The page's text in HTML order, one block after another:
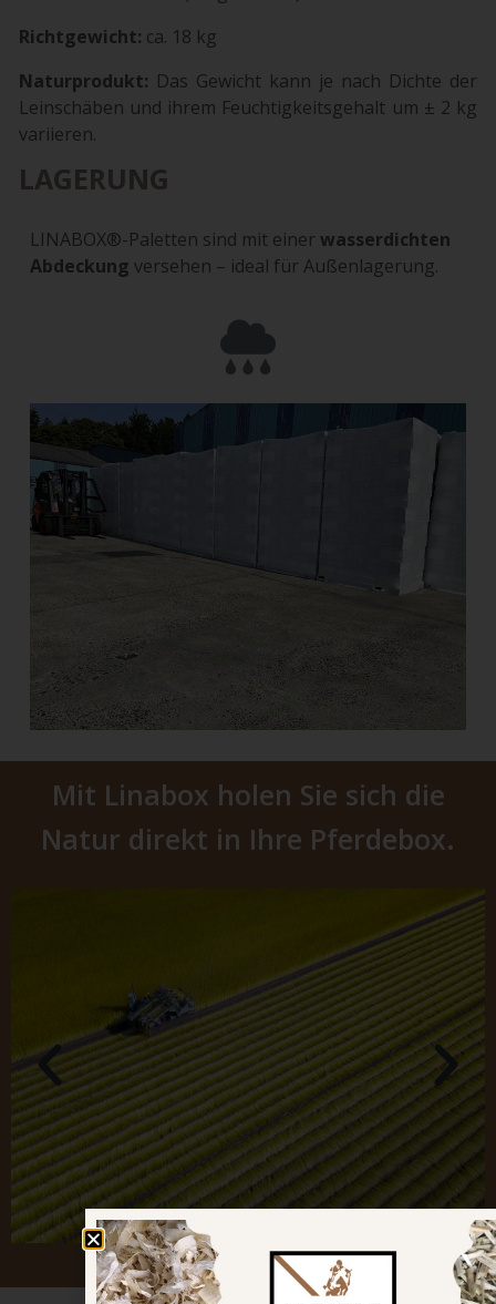
Richtgewicht: ca. 18 kg
Naturprodukt: Das Gewicht kann je nach Dichte der
Leinschäben und ihrem Feuchtigkeitsgehalt um ± 2 kg
variieren.
LAGERUNG
LINABOX®-Paletten sind mit einer wasserdichten
Abdeckung versehen – ideal für Außenlagerung.
Mit Linabox holen Sie sich die
Natur direkt in Ihre Pferdebox.